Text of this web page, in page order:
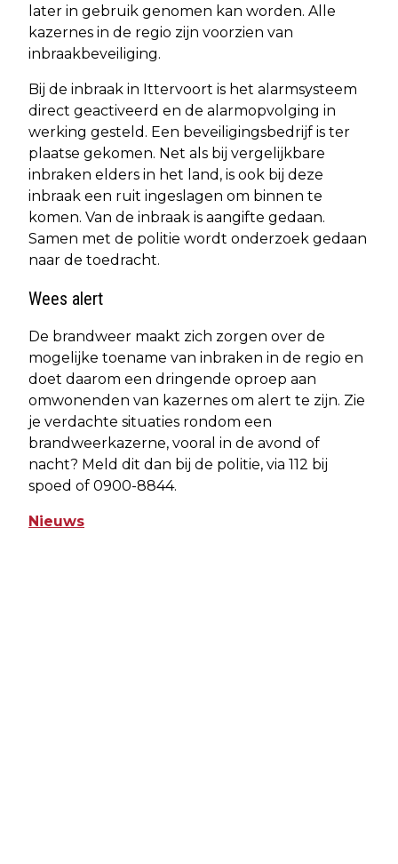
later in gebruik genomen kan worden. Alle
kazernes in de regio zijn voorzien van
inbraakbeveiliging.
Bij de inbraak in Ittervoort is het alarmsysteem
direct geactiveerd en de alarmopvolging in
werking gesteld. Een beveiligingsbedrijf is ter
plaatse gekomen. Net als bij vergelijkbare
inbraken elders in het land, is ook bij deze
inbraak een ruit ingeslagen om binnen te
komen. Van de inbraak is aangifte gedaan.
Samen met de politie wordt onderzoek gedaan
naar de toedracht.
Wees alert
De brandweer maakt zich zorgen over de
mogelijke toename van inbraken in de regio en
doet daarom een dringende oproep aan
omwonenden van kazernes om alert te zijn. Zie
je verdachte situaties rondom een
brandweerkazerne, vooral in de avond of
nacht? Meld dit dan bij de politie, via 112 bij
spoed of 0900-8844.
Nieuws